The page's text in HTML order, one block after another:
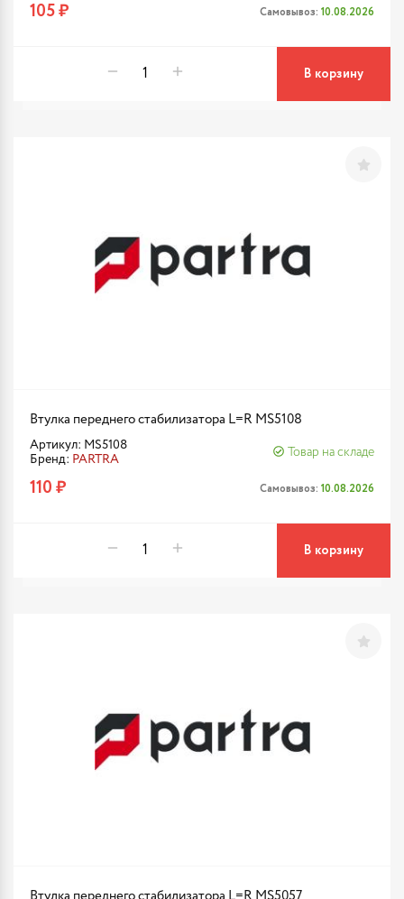
105 ₽ Самовывоз: 10.08.2026
В корзину
Втулка переднего стабилизатора L=R MS5108
Артикул: MS5108
Бренд: PARTRA
Товар на складе
110 ₽ Самовывоз: 10.08.2026
В корзину
Втулка переднего стабилизатора L=R MS5057